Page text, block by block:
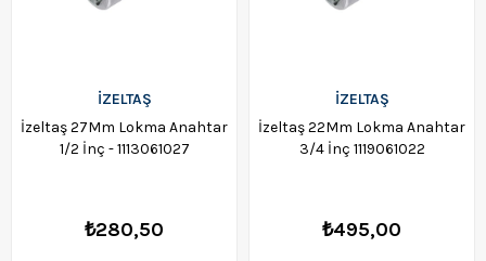
İZELTAŞ
İzeltaş 27Mm Lokma Anahtar
1/2 İnç - 1113061027
₺280,50
İZELTAŞ
İzeltaş 22Mm Lokma Anahtar
3/4 İnç 1119061022
₺495,00